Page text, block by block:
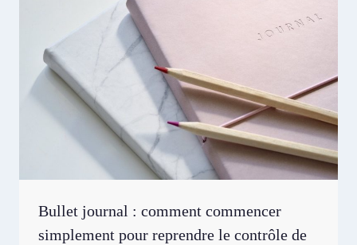
Bullet journal : comment commencer
simplement pour reprendre le contrôle de